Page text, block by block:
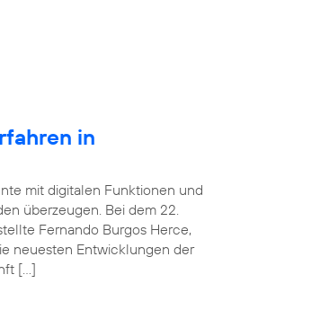
in
mit digitalen Funktionen und
überzeugen. Bei dem 22.
Fernando Burgos Herce,
neuesten Entwicklungen der
[…]